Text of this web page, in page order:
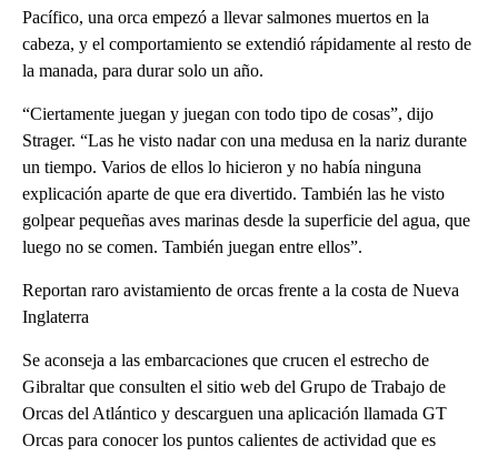
Pacífico, una orca empezó a llevar salmones muertos en la
cabeza, y el comportamiento se extendió rápidamente al resto de
la manada, para durar solo un año.
“Ciertamente juegan y juegan con todo tipo de cosas”, dijo
Strager. “Las he visto nadar con una medusa en la nariz durante
un tiempo. Varios de ellos lo hicieron y no había ninguna
explicación aparte de que era divertido. También las he visto
golpear pequeñas aves marinas desde la superficie del agua, que
luego no se comen. También juegan entre ellos”.
Reportan raro avistamiento de orcas frente a la costa de Nueva
Inglaterra
Se aconseja a las embarcaciones que crucen el estrecho de
Gibraltar que consulten el sitio web del Grupo de Trabajo de
Orcas del Atlántico y descarguen una aplicación llamada GT
Orcas para conocer los puntos calientes de actividad que es